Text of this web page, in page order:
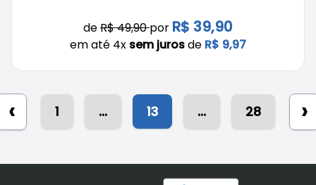
deR$ 49,90por R$ 39,90
em até 4x sem jurosde R$ 9,97
‹ 1 ... 13 ... 28 ›